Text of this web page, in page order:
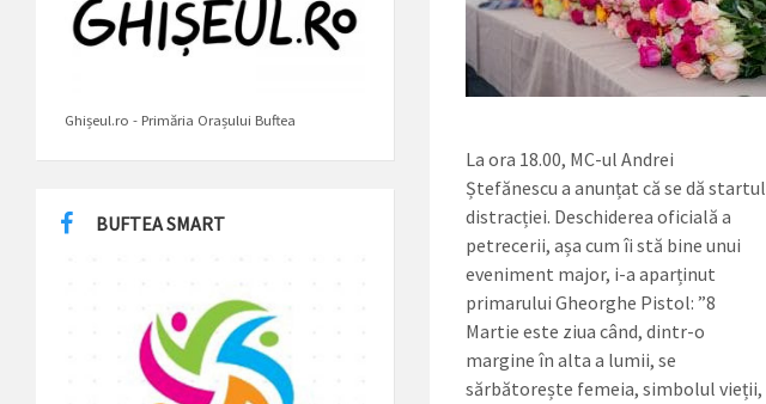
La ora 18.00, ­MC-ul Andrei
Ștefănescu a anun­­țat că se dă startul
distracției. Deschiderea oficială a
petrecerii, așa cum îi stă bine unui
eveniment major, i-a aparținut
primarului Gheor­ghe Pistol: ”8
Martie este ziua când, dintr-o
margine în alta a lumii, se
sărbătorește femeia, simbolul vieții,
Ghișeul.ro - Primăria Orașului Buftea
BUFTEA SMART